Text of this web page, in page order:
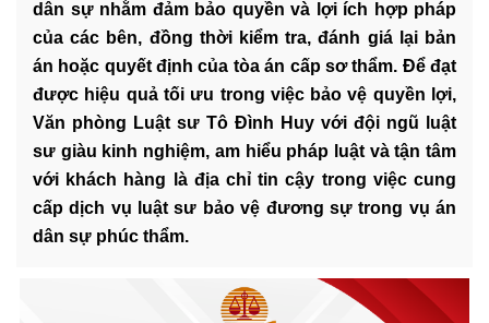
LIÊN
HỆ
dân sự nhằm đảm bảo quyền và lợi ích hợp pháp
của các bên, đồng thời kiểm tra, đánh giá lại bản
án hoặc quyết định của tòa án cấp sơ thẩm. Để đạt
được hiệu quả tối ưu trong việc bảo vệ quyền lợi,
Văn phòng Luật sư Tô Đình Huy với đội ngũ luật
sư giàu kinh nghiệm, am hiểu pháp luật và tận tâm
với khách hàng là địa chỉ tin cậy trong việc cung
cấp dịch vụ luật sư bảo vệ đương sự trong vụ án
dân sự phúc thẩm.